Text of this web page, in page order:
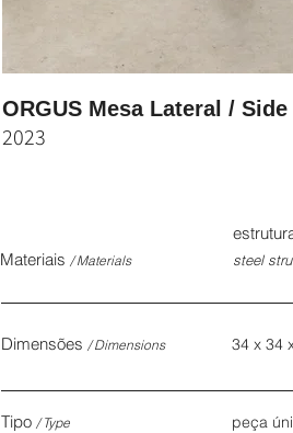
ORGUS Mesa Lateral / Side
2023
Materiais / Materials steel
Dimensões / Dimensions 34 x 34
Tipo /Type peça